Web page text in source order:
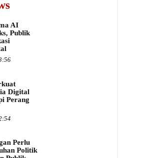
AI
Publik
Digital
Perang
Perlu
Politik